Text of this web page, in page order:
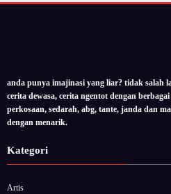
anda punya imajinasi yang liar? tidak salah
cerita dewasa, cerita ngentot dengan
perkosaan, sedarah, abg, tante, janda dan
dengan menarik.
Kategori
Artis